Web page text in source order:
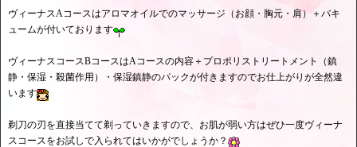
ヴィーナスAコースはアロマオイルでのマッサージ（お顔・胸元・肩）＋バキ
ュームが付いております
ヴィーナスコースBコースはAコースの内容＋プロポリストリートメント（鎮
静・保湿・殺菌作用）・保湿鎮静のパックが付きますのでお仕上がりが全然違
います
剃刀の刃を直接当てて剃っていきますので、お肌が弱い方はぜひ一度ヴィーナ
スコースをお試しで入られてはいかがでしょうか？